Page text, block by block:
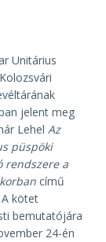
Unitárius
jelent meg
Lehel Az
püspöki
rendszere a
című
kötet
bemutatójára
24-én